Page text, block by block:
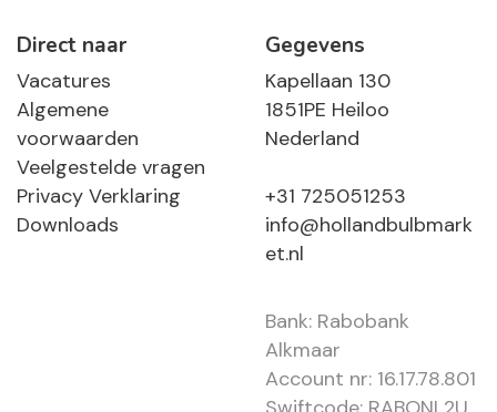
Direct naar
Vacatures
Algemene
voorwaarden
Veelgestelde vragen
Privacy Verklaring
Downloads
Gegevens
Kapellaan 130
1851PE Heiloo
Nederland
+31 725051253
info@hollandbulbmark
et.nl
Bank: Rabobank
Alkmaar
Account nr: 16.17.78.801